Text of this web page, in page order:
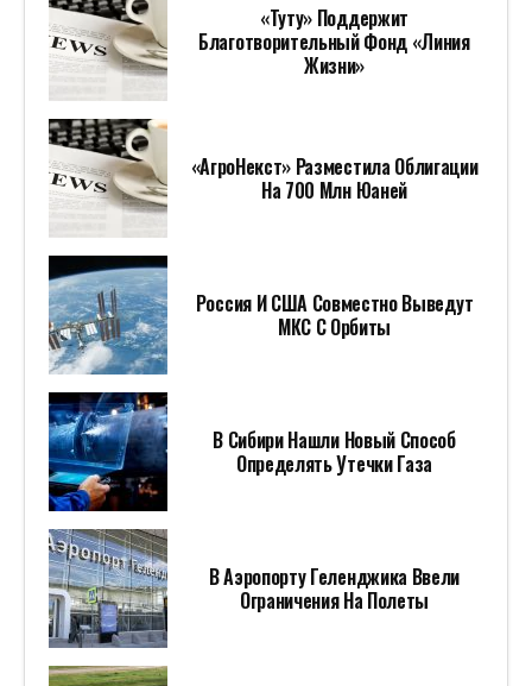
«Туту» Поддержит
Благотворительный Фонд «Линия
Жизни»
«АгроНекст» Разместила Облигации
На 700 Млн Юаней
Россия И США Совместно Выведут
МКС С Орбиты
В Сибири Нашли Новый Способ
Определять Утечки Газа
В Аэропорту Геленджика Ввели
Ограничения На Полеты